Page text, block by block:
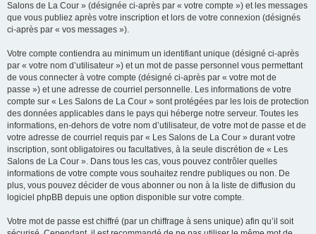
Salons de La Cour » (désignée ci-après par « votre compte ») et les messages
que vous publiez après votre inscription et lors de votre connexion (désignés
ci-après par « vos messages »).
Votre compte contiendra au minimum un identifiant unique (désigné ci-après
par « votre nom d’utilisateur ») et un mot de passe personnel vous permettant
de vous connecter à votre compte (désigné ci-après par « votre mot de
passe ») et une adresse de courriel personnelle. Les informations de votre
compte sur « Les Salons de La Cour » sont protégées par les lois de protection
des données applicables dans le pays qui héberge notre serveur. Toutes les
informations, en-dehors de votre nom d’utilisateur, de votre mot de passe et de
votre adresse de courriel requis par « Les Salons de La Cour » durant votre
inscription, sont obligatoires ou facultatives, à la seule discrétion de « Les
Salons de La Cour ». Dans tous les cas, vous pouvez contrôler quelles
informations de votre compte vous souhaitez rendre publiques ou non. De
plus, vous pouvez décider de vous abonner ou non à la liste de diffusion du
logiciel phpBB depuis une option disponible sur votre compte.
Votre mot de passe est chiffré (par un chiffrage à sens unique) afin qu’il soit